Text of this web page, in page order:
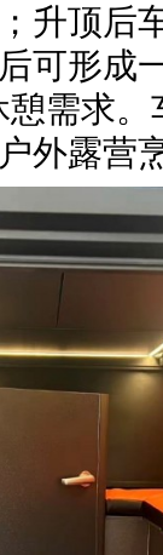
升顶后
可形成
需求
外露营